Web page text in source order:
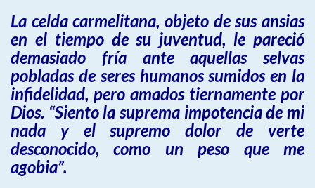
La celda carmelitana, objeto de sus ansias
en el tiempo de su juventud, le pareció
demasiado fría ante aquellas selvas
pobladas de seres humanos sumidos en la
infidelidad, pero amados tiernamente por
Dios. “Siento la suprema impotencia de mi
nada y el supremo dolor de verte
desconocido, como un peso que me
agobia”.